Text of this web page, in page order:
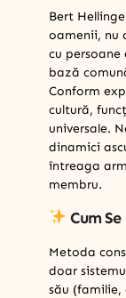
Bert
oamenii, nu
cu
bază
Conform
cultură,
universale.
dinamici
întreaga
membru.
Cum
Metoda
doar
său (familie,